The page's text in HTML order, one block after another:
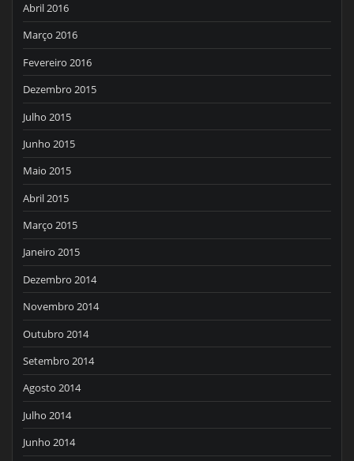
Abril 2016
Março 2016
Fevereiro 2016
Dezembro 2015
Julho 2015
Junho 2015
Maio 2015
Abril 2015
Março 2015
Janeiro 2015
Dezembro 2014
Novembro 2014
Outubro 2014
Setembro 2014
Agosto 2014
Julho 2014
Junho 2014